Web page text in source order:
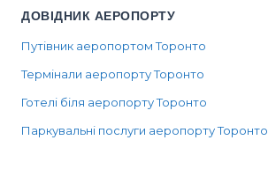
ДОВІДНИК АЕРОПОРТУ
Путівник аеропортом Торонто
Термінали аеропорту Торонто
Готелі біля аеропорту Торонто
Паркувальні послуги аеропорту Торонто